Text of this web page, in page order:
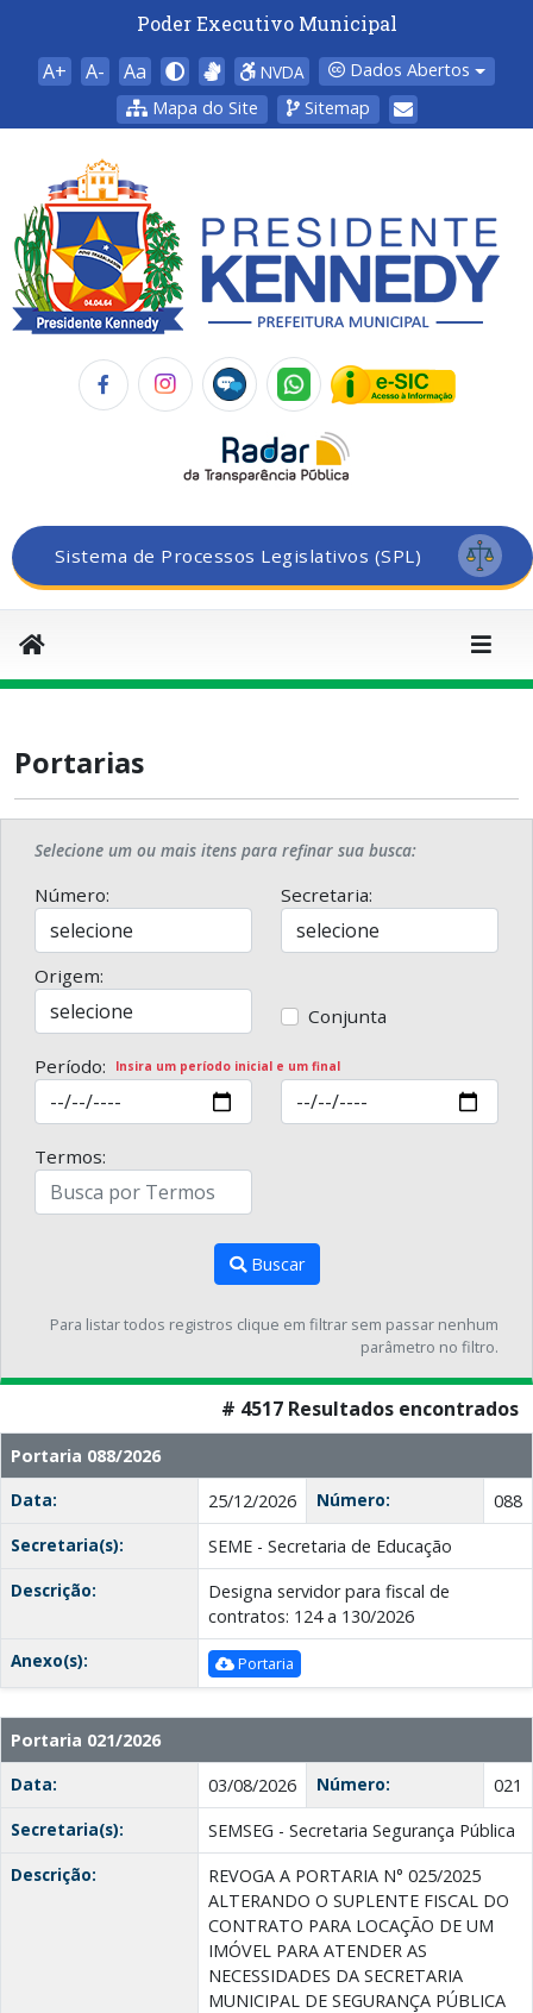
Poder Executivo Municipal
A+ A- Aa NVDA
Dados Abertos
Mapa do Site
Sitemap
Sistema de Processos Legislativos (SPL)
Portarias
Selecione um ou mais itens para refinar sua busca:
Número: Secretaria:
Origem:
Conjunta
Período: Insira um período inicial e um final
Termos:
Buscar
Para listar todos registros clique em filtrar sem passar nenhum
parâmetro no filtro.
# 4517 Resultados encontrados
Portaria 088/2026
Data:
25/12/2026 Número:
088
Secretaria(s):
SEME - Secretaria de Educação
Descrição:
Designa servidor para fiscal de
contratos: 124 a 130/2026
Anexo(s):
Portaria
Portaria 021/2026
Data:
03/08/2026 Número:
021
Secretaria(s):
SEMSEG - Secretaria Segurança Pública
Descrição:
REVOGA A PORTARIA N° 025/2025
ALTERANDO O SUPLENTE FISCAL DO
CONTRATO PARA LOCAÇÃO DE UM
IMÓVEL PARA ATENDER AS
NECESSIDADES DA SECRETARIA
MUNICIPAL DE SEGURANÇA PÚBLICA